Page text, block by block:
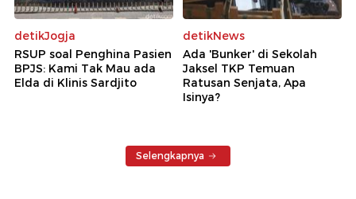
detikJogja
RSUP soal Penghina Pasien
BPJS: Kami Tak Mau ada
Elda di Klinis Sardjito
detikNews
Ada 'Bunker' di Sekolah
Jaksel TKP Temuan
Ratusan Senjata, Apa
Isinya?
Selengkapnya